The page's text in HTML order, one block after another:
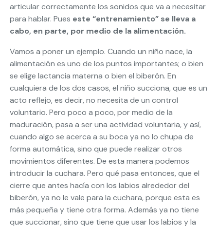
articular correctamente los sonidos que va a necesitar
para hablar. Pues este “entrenamiento” se lleva a
cabo, en parte, por medio de la alimentación.
Vamos a poner un ejemplo. Cuando un niño nace, la
alimentación es uno de los puntos importantes; o bien
se elige lactancia materna o bien el biberón. En
cualquiera de los dos casos, el niño succiona, que es un
acto reflejo, es decir, no necesita de un control
voluntario. Pero poco a poco, por medio de la
maduración, pasa a ser una actividad voluntaria, y así,
cuando algo se acerca a su boca ya no lo chupa de
forma automática, sino que puede realizar otros
movimientos diferentes. De esta manera podemos
introducir la cuchara. Pero qué pasa entonces, que el
cierre que antes hacía con los labios alrededor del
biberón, ya no le vale para la cuchara, porque esta es
más pequeña y tiene otra forma. Además ya no tiene
que succionar, sino que tiene que usar los labios y la